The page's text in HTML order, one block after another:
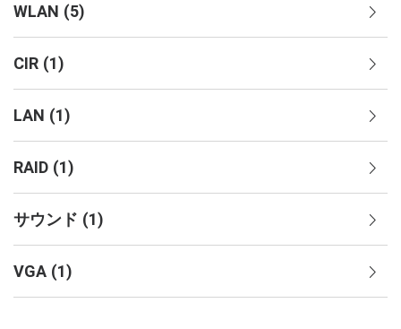
WLAN (5)
CIR (1)
LAN (1)
RAID (1)
サウンド (1)
VGA (1)